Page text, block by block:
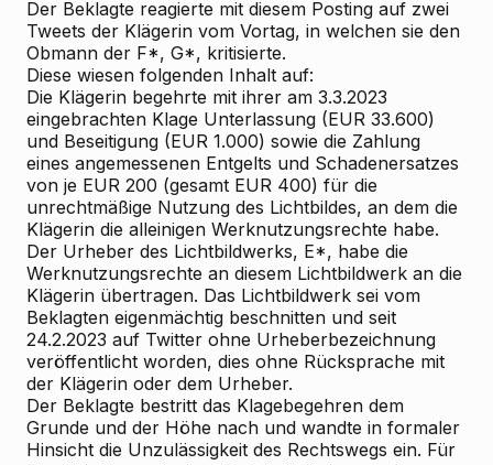
Der Beklagte reagierte mit diesem Posting auf zwei
Tweets der Klägerin vom Vortag, in welchen sie den
Obmann der F*, G*, kritisierte.
Diese wiesen folgenden Inhalt auf:
Die Klägerin begehrte mit ihrer am 3.3.2023
eingebrachten Klage Unterlassung (EUR 33.600)
und Beseitigung (EUR 1.000) sowie die Zahlung
eines angemessenen Entgelts und Schadenersatzes
von je EUR 200 (gesamt EUR 400) für die
unrechtmäßige Nutzung des Lichtbildes, an dem die
Klägerin die alleinigen Werknutzungsrechte habe.
Der Urheber des Lichtbildwerks, E*, habe die
Werknutzungsrechte an diesem Lichtbildwerk an die
Klägerin übertragen. Das Lichtbildwerk sei vom
Beklagten eigenmächtig beschnitten und seit
24.2.2023 auf Twitter ohne Urheberbezeichnung
veröffentlicht worden, dies ohne Rücksprache mit
der Klägerin oder dem Urheber.
Der Beklagte bestritt das Klagebegehren dem
Grunde und der Höhe nach und wandte in formaler
Hinsicht die Unzulässigkeit des Rechtswegs ein. Für